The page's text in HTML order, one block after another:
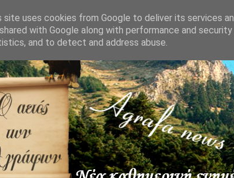
site uses cookies from Google to deliver its services
with Google along with performance and
and to detect and address abuse.